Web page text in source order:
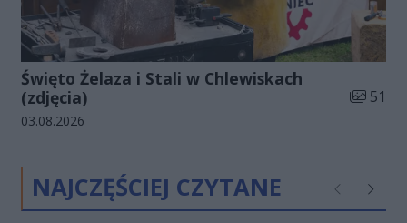
Święto Żelaza i Stali w Chlewiskach
(zdjęcia)
Liczba
51
Data dodania galerii:
03.08.2026
NAJCZĘŚCIEJ CZYTANE Poprzednie